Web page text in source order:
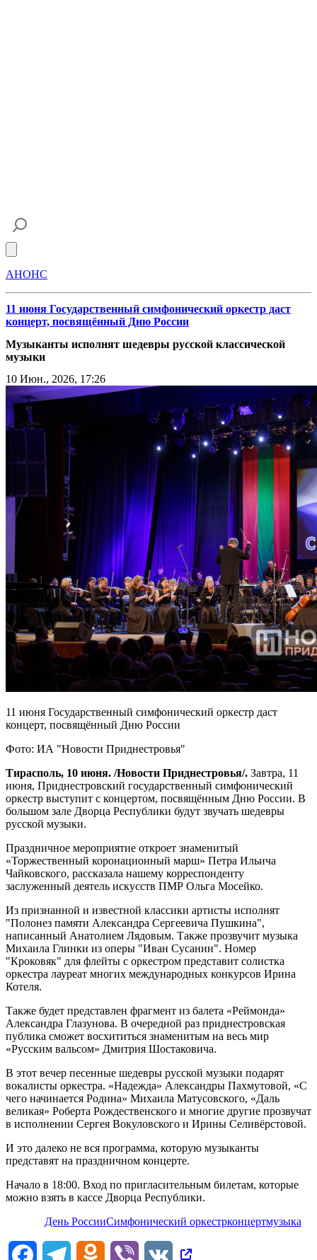
АНОНС
11 июня Государственный симфонический оркестр даст
концерт, посвящённый Дню России
Музыканты исполнят шедевры русской классической
музыки
10 Июн., 2026, 17:26
11 июня Государственный симфонический оркестр даст
концерт, посвящённый Дню России
Фото: ИА "Новости Приднестровья"
Тирасполь, 10 июня. /Новости Приднестровья/. Завтра, 11
июня, Приднестровский государственный симфонический
оркестр выступит с концертом, посвящённым Дню России. В
большом зале Дворца Республики будут звучать шедевры
русской музыки.
Праздничное мероприятие откроет знаменитый
«Торжественный коронационный марш» Петра Ильича
Чайковского, рассказала нашему корреспонденту
заслуженный деятель искусств ПМР Ольга Мосейко.
Из признанной и известной классики артисты исполнят
"Полонез памяти Александра Сергеевича Пушкина",
написанный Анатолием Лядовым. Также прозвучит музыка
Михаила Глинки из оперы "Иван Сусанин". Номер
"Кроковяк" для флейты с оркестром представит солистка
оркестра лауреат многих международных конкурсов Ирина
Котеля.
Также будет представлен фрагмент из балета «Реймонда»
Александра Глазунова. В очередной раз приднестровская
публика сможет восхититься знаменитым на весь мир
«Русским вальсом» Дмитрия Шостаковича.
В этот вечер песенные шедевры русской музыки подарят
вокалисты оркестра. «Надежда» Александры Пахмутовой, «С
чего начинается Родина» Михаила Матусовского, «Даль
великая» Роберта Рождественского и многие другие прозвучат
в исполнении Сергея Вокуловского и Ирины Селивёрстовой.
И это далеко не вся программа, которую музыканты
представят на праздничном концерте.
Начало в 18:00. Вход по пригласительным билетам, которые
можно взять в кассе Дворца Республики.
День РоссииСимфонический оркестрконцертмузыка
FacebookTelegram Odnoklassniki
Viber
VK